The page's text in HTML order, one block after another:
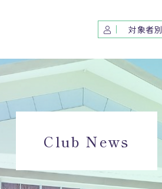
対象者別
コース紹介
選抜Ⅰコース
アスリート選抜コース
Club News